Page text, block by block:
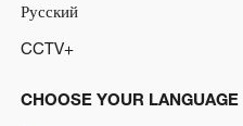
Русский
CCTV+
CHOOSE YOUR LANGUAGE